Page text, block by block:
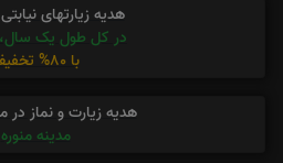
هدیه زیارتهای
در کل طول یک
با 80% تخفیف
هدیه زیارت و نماز در
مدینه منوره